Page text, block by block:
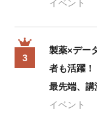
イベント
3
製薬×デー
者も活躍
最先端、
イベント